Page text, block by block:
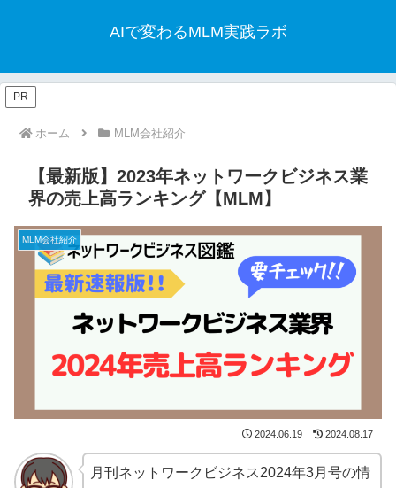
AIで変わるMLM実践ラボ
PR
ホーム MLM会社紹介
【最新版】2023年ネットワークビジネス業
界の売上高ランキング【MLM】
MLM会社紹介
2024.06.19 2024.08.17
月刊ネットワークビジネス2024年3月号の情